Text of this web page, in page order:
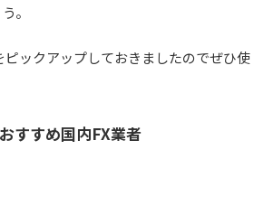
。
ピックアップしておきましたのでぜひ使
おすすめ国内FX業者